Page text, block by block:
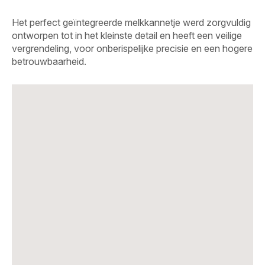
Het perfect geïntegreerde melkkannetje werd zorgvuldig
ontworpen tot in het kleinste detail en heeft een veilige
vergrendeling, voor onberispelijke precisie en een hogere
betrouwbaarheid.